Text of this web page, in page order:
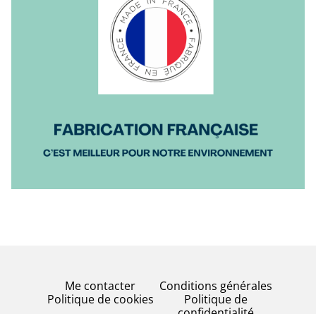
Me contacter
Conditions générales
Politique de cookies
Politique de